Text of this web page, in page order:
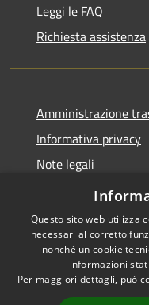
Leggi le FAQ
Richiesta assistenza
Amministrazione
Informativa privacy
Note legali
Dichiarazione di
Accessibilità
Questo sito web utilizza
necessari al corretto
nonché un cookie
informazioni
Per maggiori dettagli, può